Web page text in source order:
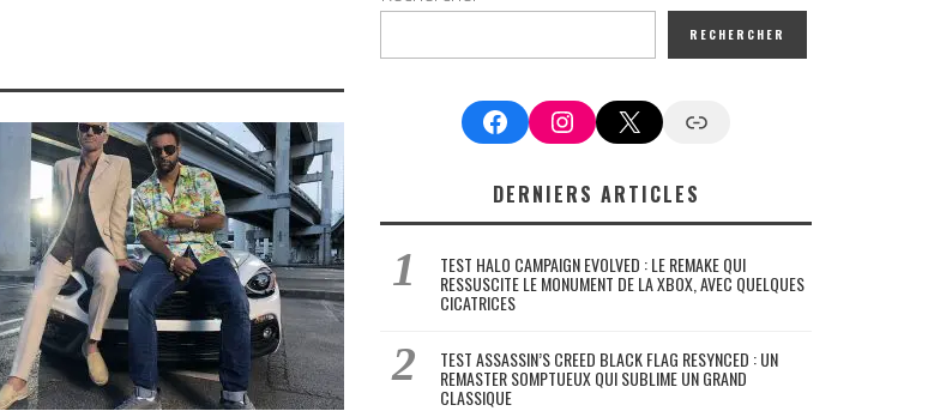
RECHERCHER
FacebookInstagram
X Google News
DERNIERS ARTICLES
TEST HALO CAMPAIGN EVOLVED : LE REMAKE QUI
RESSUSCITE LE MONUMENT DE LA XBOX, AVEC QUELQUES
CICATRICES
TEST ASSASSIN’S CREED BLACK FLAG RESYNCED : UN
REMASTER SOMPTUEUX QUI SUBLIME UN GRAND
CLASSIQUE